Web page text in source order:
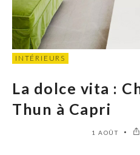
INTÉRIEURS
La dolce vita :
Thun à Capri
1 AOÛT